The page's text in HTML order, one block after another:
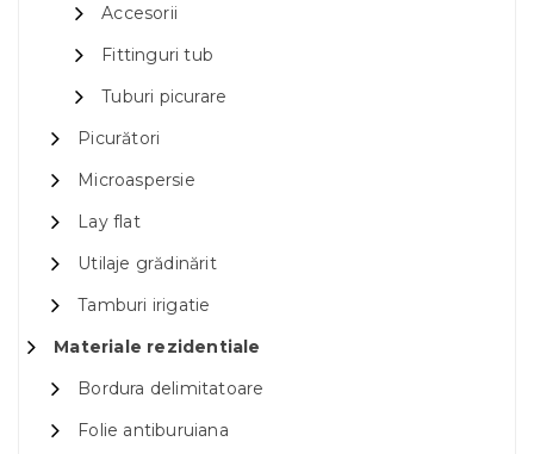
Accesorii
Fittinguri tub
Tuburi picurare
Picurători
Microaspersie
Lay flat
Utilaje grădinărit
Tamburi irigatie
Materiale rezidentiale
Bordura delimitatoare
Folie antiburuiana